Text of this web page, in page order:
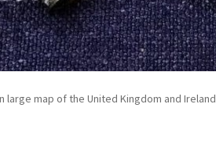
large map of the United Kingdom and Ireland